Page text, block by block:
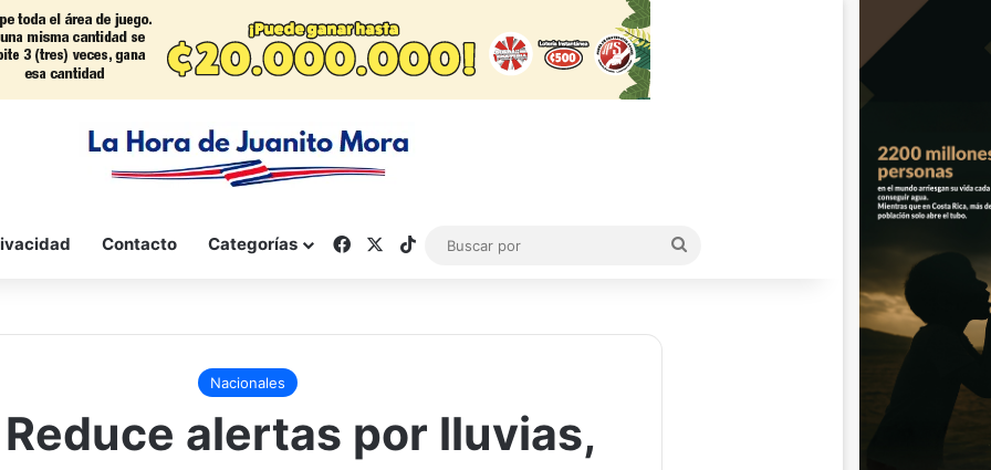
Contacto Categorías FacebookTikTok
Nacionales
Reduce alertas por lluvias,